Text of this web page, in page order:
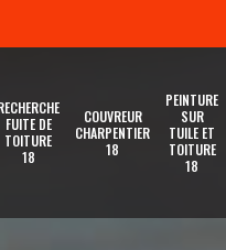
FUITE DE
TOITURE
18
COUVREUR
CHARPENTIER
18
PEINTURE
SUR
TUILE ET
TOITURE
18